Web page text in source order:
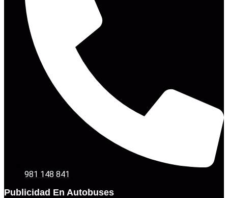
981 148 841
Publicidad En Autobuses